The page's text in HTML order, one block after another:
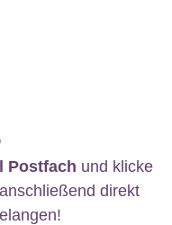
Postfach und klicke
direkt